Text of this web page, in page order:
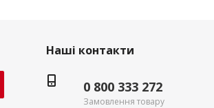
Наші контакти
0 800 333 272
Замовлення товару